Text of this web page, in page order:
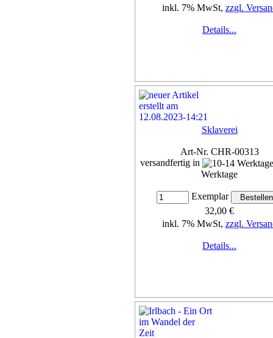
inkl. 7% MwSt, zzgl.
Details...
Sklaverei
Art-Nr. CHR-00313
versandfertig in
Werktage
Exemplar
32,00 €
inkl. 7% MwSt, zzgl.
Details...